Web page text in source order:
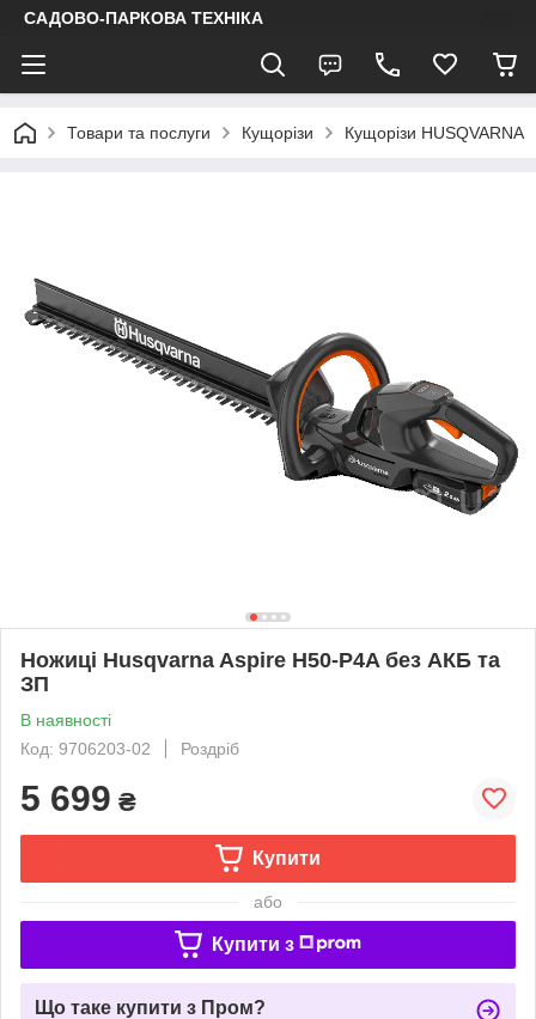
САДОВО-ПАРКОВА ТЕХНІКА
Товари та послуги Кущорізи Кущорізи HUSQVARNA
Ножиці Husqvarna Aspire H50-P4A без АКБ та
ЗП
В наявності
Код: 9706203-02
Роздріб
5 699 ₴
Купити
або
Купити з
Що таке купити з Пром?